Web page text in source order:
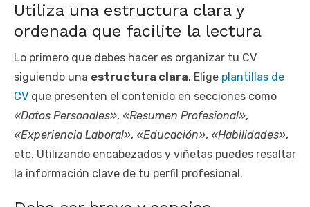
Utiliza una estructura clara y
ordenada que facilite la lectura
Lo primero que debes hacer es organizar tu CV
siguiendo una estructura clara. Elige plantillas de
CV que presenten el contenido en secciones como
«Datos Personales», «Resumen Profesional»,
«Experiencia Laboral», «Educación», «Habilidades»,
etc. Utilizando encabezados y viñetas puedes resaltar
la información clave de tu perfil profesional.